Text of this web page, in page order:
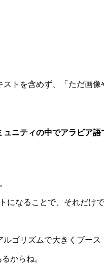
トを含めず、「ただ画
ニティの中でアラビア語
になることで、それだけ
ゴリズムで大きくブース
からね。